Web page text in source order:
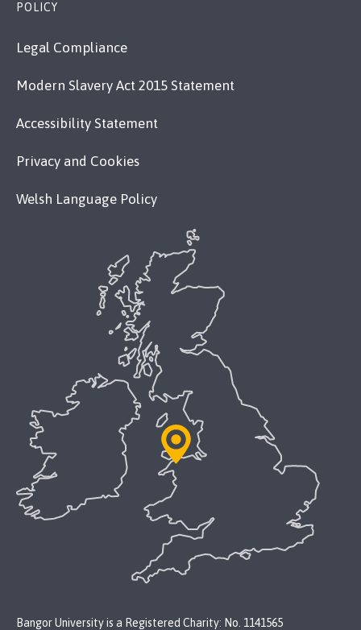
POLICY
Legal Compliance
Modern Slavery Act 2015 Statement
Accessibility Statement
Privacy and Cookies
Welsh Language Policy
Bangor University is a Registered Charity: No. 1141565